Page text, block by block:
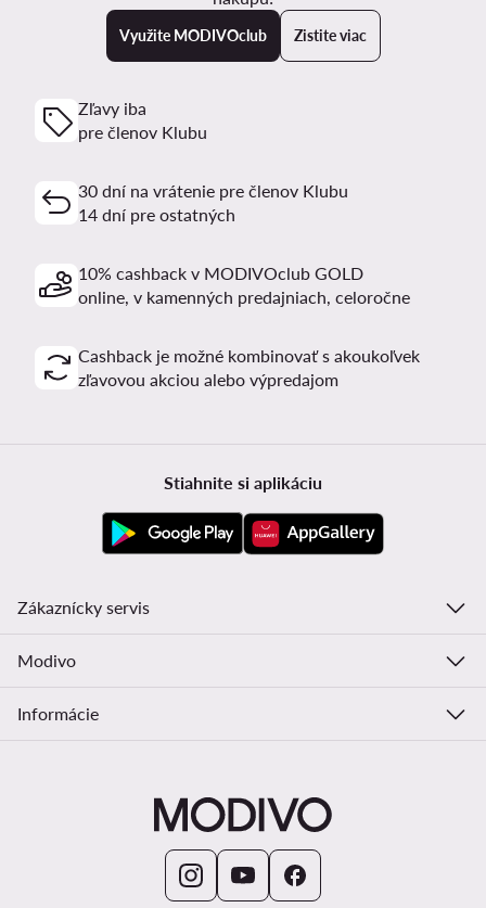
Využite MODIVOclub Zistite viac
Zľavy iba
pre členov Klubu
30 dní na vrátenie pre členov Klubu
14 dní pre ostatných
10% cashback v MODIVOclub GOLD
online, v kamenných predajniach, celoročne
Cashback je možné kombinovať s akoukoľvek
zľavovou akciou alebo výpredajom
Stiahnite si aplikáciu
Zákaznícky servis
Modivo
Informácie